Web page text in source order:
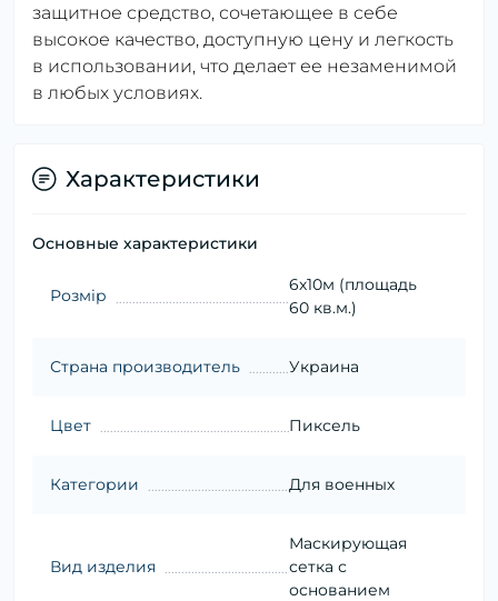
защитное средство, сочетающее в себе
высокое качество, доступную цену и легкость
в использовании, что делает ее незаменимой
в любых условиях.
Характеристики
Основные характеристики
Розмір
6х10м (площадь
60 кв.м.)
Страна производитель Украина
Цвет Пиксель
Категории Для военных
Вид изделия
Маскирующая
сетка с
основанием